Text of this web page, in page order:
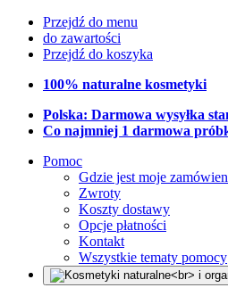
Przejdź do menu
do zawartości
Przejdź do koszyka
100% naturalne kosmetyki
Polska: Darmowa wysyłka
Co najmniej 1 darmowa
Pomoc
Gdzie jest moje
Zwroty
Koszty dostawy
Opcje płatności
Kontakt
Wszystkie tematy pomocy